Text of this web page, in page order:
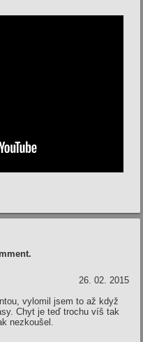
26. 02. 2015
vylomil jsem to až když
Chyt je teď trochu víš tak
nezkoušel.